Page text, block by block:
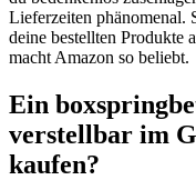
Lieferzeiten phänomenal.
deine bestellten Produkte
macht Amazon so beliebt.
Ein
verstellbar im
kaufen?